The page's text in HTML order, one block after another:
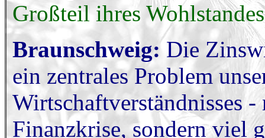
Großteil ihres
Braunschweig: Die
ein zentrales Problem
Wirtschaftverständnisses
Finanzkrise, sondern viel